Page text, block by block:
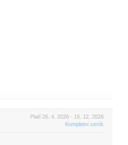
Platí 26. 4. 2026 - 16. 12. 2026
Kompletní ceník